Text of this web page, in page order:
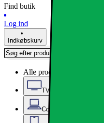
Find butik
Log ind
Indkøbskurv
Alle produkter
TV, Lyd & Smart Home
Computer & Kontor